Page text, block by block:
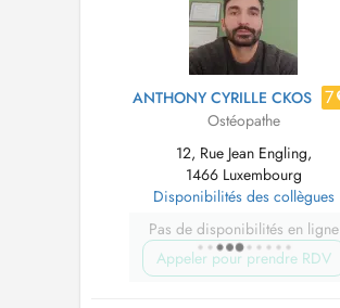
ANTHONY CYRILLE CKOS 7
Ostéopathe
12, Rue Jean Engling,
1466 Luxembourg
Disponibilités des collègues
Pas de disponibilités en ligne
Appeler pour prendre RDV